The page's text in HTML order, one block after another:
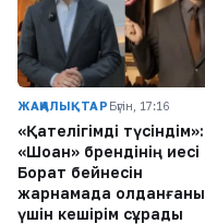
ЖАҢАЛЫҚТАР Бүгін, 17:16
«Қателігімді түсіндім»:
«Шоқан» брендінің иесі
Борат бейнесін
жарнамада қолданғаны
үшін кешірім сұрады